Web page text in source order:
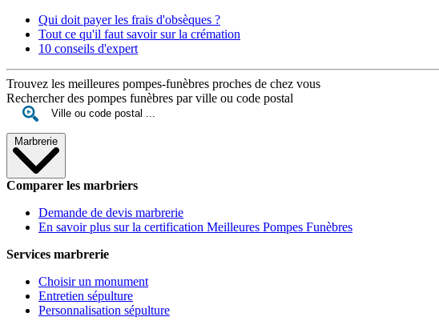
Qui doit payer les frais d'obsèques ?
Tout ce qu'il faut savoir sur la crémation
10 conseils d'expert
Trouvez les meilleures pompes-funèbres proches de chez vous
Rechercher des pompes funèbres par ville ou code postal
Marbrerie
Comparer les marbriers
Demande de devis marbrerie
En savoir plus sur la certification Meilleures Pompes Funèbres
Services marbrerie
Choisir un monument
Entretien sépulture
Personnalisation sépulture